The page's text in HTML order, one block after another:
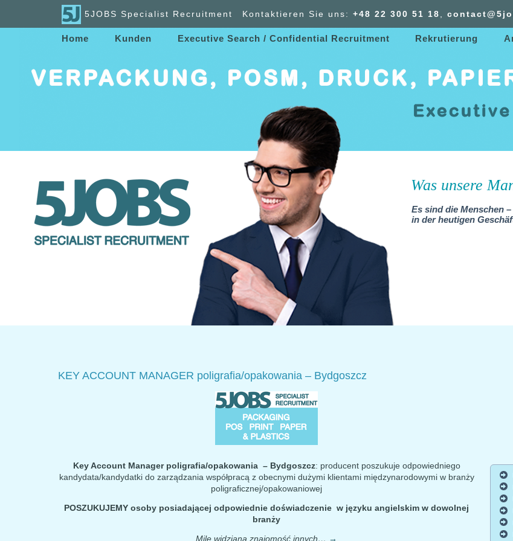
5JOBS Specialist Recruitment Kontaktieren Sie uns: +48 22 300 51 18
Home Kunden Executive Search / Confidential Recruitment Rekrutierung
Was unsere
Es sind die Menschen
in der heutigen
KEY ACCOUNT MANAGER poligrafia/opakowania – Bydgoszcz
Key Account Manager poligrafia/opakowania – Bydgoszcz: producent poszukuje odpowiedniego
kandydata/kandydatki do zarządzania współpracą z obecnymi dużymi klientami międzynarodowymi w branży
poligraficznej/opakowaniowej
POSZUKUJEMY osoby posiadającej odpowiednie doświadczenie w języku angielskim w dowolnej
branży
Mile widziana znajomość innych… →